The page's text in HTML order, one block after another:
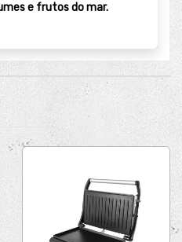
e frutos do mar.